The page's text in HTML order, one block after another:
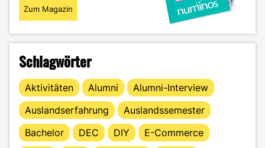
Zum Magazin
Schlagwörter
Aktivitäten Alumni
Alumni-Interview
Auslandserfahrung
Auslandssemester
Bachelor
DEC DIY
E-Commerce